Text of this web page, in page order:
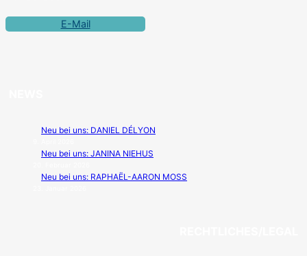
E-Mail
Neu bei uns: DANIEL DÉLYON
Neu bei uns: JANINA NIEHUS
Neu bei uns: RAPHAËL-AARON MOSS